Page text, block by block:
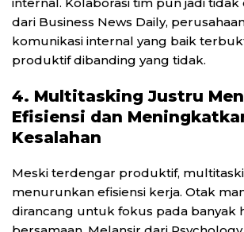
dari Business News Daily,
komunikasi internal yang baik
produktif dibanding yang tidak.
4. Multitasking Justru
Efisiensi dan
Kesalahan
Meski terdengar produktif,
menurunkan efisiensi kerja. Otak
dirancang untuk fokus pada banyak